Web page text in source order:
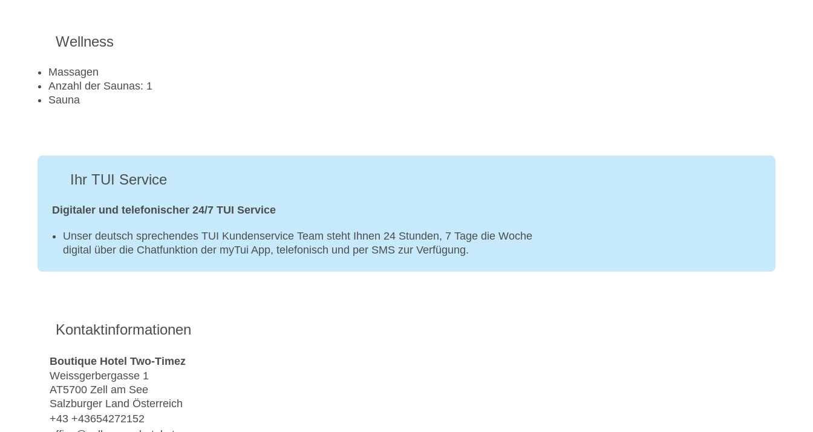
Wellness
Massagen
Anzahl der Saunas: 1
Sauna
Ihr TUI Service
Digitaler und telefonischer 24/7 TUI Service
Unser deutsch sprechendes TUI Kundenservice Team steht Ihnen 24 Stunden, 7 Tage die Woche
digital über die Chatfunktion der myTui App, telefonisch und per SMS zur Verfügung.
Kontaktinformationen
Boutique Hotel Two-Timez
Weissgerbergasse 1
AT5700 Zell am See
Salzburger Land Österreich
+43 +43654272152